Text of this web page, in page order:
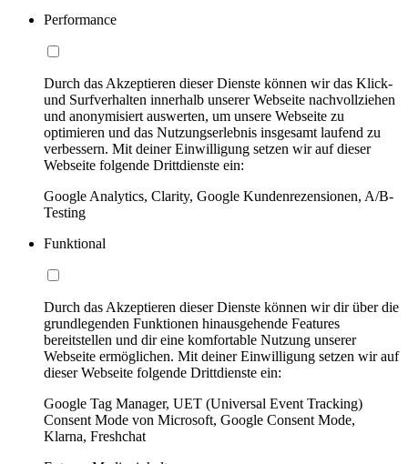
Performance
Durch das Akzeptieren dieser Dienste können wir das Klick-
und Surfverhalten innerhalb unserer Webseite nachvollziehen
und anonymisiert auswerten, um unsere Webseite zu
optimieren und das Nutzungserlebnis insgesamt laufend zu
verbessern. Mit deiner Einwilligung setzen wir auf dieser
Webseite folgende Drittdienste ein:
Google Analytics, Clarity, Google Kundenrezensionen, A/B-
Testing
Funktional
Durch das Akzeptieren dieser Dienste können wir dir über die
grundlegenden Funktionen hinausgehende Features
bereitstellen und dir eine komfortable Nutzung unserer
Webseite ermöglichen. Mit deiner Einwilligung setzen wir auf
dieser Webseite folgende Drittdienste ein:
Google Tag Manager, UET (Universal Event Tracking)
Consent Mode von Microsoft, Google Consent Mode,
Klarna, Freshchat